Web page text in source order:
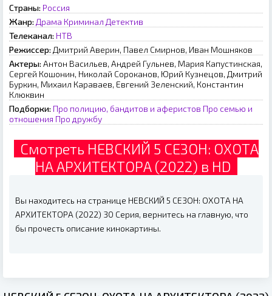
Страны: Россия
Жанр: Драма Криминал Детектив
Телеканал: НТВ
Режиссер: Дмитрий Аверин, Павел Смирнов, Иван Мошняков
Актеры: Антон Васильев, Андрей Гульнев, Мария Капустинская,
Сергей Кошонин, Николай Сороканов, Юрий Кузнецов, Дмитрий
Буркин, Михаил Караваев, Евгений Зеленский, Константин
Клюквин
Подборки: Про полицию, бандитов и аферистов Про семью и
отношения Про дружбу
Смотреть НЕВСКИЙ 5 СЕЗОН: ОХОТА
НА АРХИТЕКТОРА (2022) в HD
Вы находитесь на странице НЕВСКИЙ 5 СЕЗОН: ОХОТА НА
АРХИТЕКТОРА (2022) 30 Серия, вернитесь на главную, что
бы прочесть описание кинокартины.